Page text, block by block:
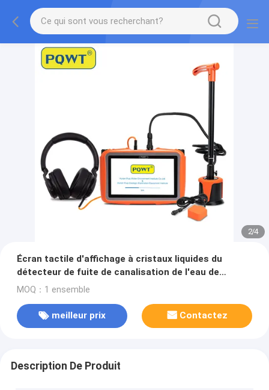
2/4
Écran tactile d'affichage à cristaux liquides du
détecteur de fuite de canalisation de l'eau de
piscine de cloison sèche PQWT L3000
MOQ：1 ensemble
meilleur prix Contactez
Description De Produit